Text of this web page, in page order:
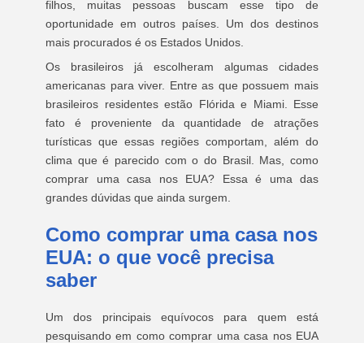
filhos, muitas pessoas buscam esse tipo de
oportunidade em outros países. Um dos destinos
mais procurados é os Estados Unidos.
Os brasileiros já escolheram algumas cidades
americanas para viver. Entre as que possuem mais
brasileiros residentes estão Flórida e Miami. Esse
fato é proveniente da quantidade de atrações
turísticas que essas regiões comportam, além do
clima que é parecido com o do Brasil. Mas, como
comprar uma casa nos EUA? Essa é uma das
grandes dúvidas que ainda surgem.
Como comprar uma casa nos
EUA: o que você precisa
saber
Um dos principais equívocos para quem está
pesquisando em como comprar uma casa nos EUA